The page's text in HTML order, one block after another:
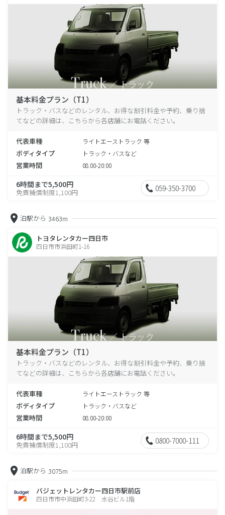
基本料金プラン（T1）
トラック・バスなどのレンタル、お得な割引料金や予約、乗り捨
てなどの詳細は、こちらから各店舗にお電話ください。
代表車種 ライトエーストラック 等
ボディタイプ トラック・バスなど
営業時間 08:00-20:00
6時間まで5,500円
免責補償制度1,100円 059-350-3700
泊駅から 3463m
トヨタレンタカー四日市
四日市市浜田町1-16
基本料金プラン（T1）
トラック・バスなどのレンタル、お得な割引料金や予約、乗り捨
てなどの詳細は、こちらから各店舗にお電話ください。
代表車種 ライトエーストラック 等
ボディタイプ トラック・バスなど
営業時間 08:00-20:00
6時間まで5,500円
免責補償制度1,100円 0800-7000-111
泊駅から 3075m
バジェットレンタカー四日市駅前店
四日市市中浜田町3-22 水谷ビル1階